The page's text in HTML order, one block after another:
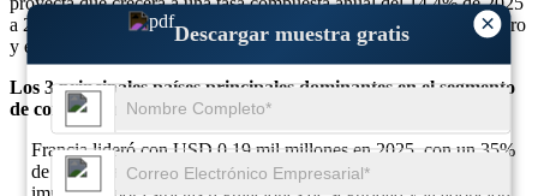
×
Descargar muestra gratis
a 2034, impulsado por mandatos de seguridad, beneficios del seguro
y estrategias de reducción de accidentes.
Los 3 principales países principales dominantes en el segmento
de comportamiento del conductor
Francia lideró con USD 0.19 mil millones en 2025, con un 35%
de participación y una tasa compuesta anual del 14.5%,